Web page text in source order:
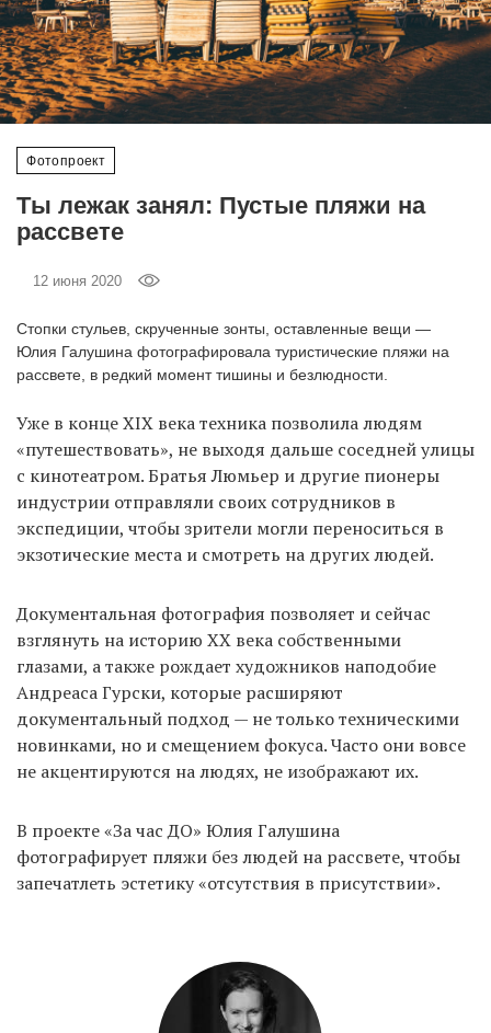
Фотопроект
Ты лежак занял: Пустые пляжи на
рассвете
12 июня 2020
Стопки стульев, скрученные зонты, оставленные вещи —
Юлия Галушина фотографировала туристические пляжи на
рассвете, в редкий момент тишины и безлюдности.
Уже в конце XIX века техника позволила людям
«путешествовать», не выходя дальше соседней улицы
с кинотеатром. Братья Люмьер и другие пионеры
индустрии отправляли своих сотрудников в
экспедиции, чтобы зрители могли переноситься в
экзотические места и смотреть на других людей.
Документальная фотография позволяет и сейчас
взглянуть на историю ХХ века собственными
глазами, а также рождает художников наподобие
Андреаса Гурски, которые расширяют
документальный подход — не только техническими
новинками, но и смещением фокуса. Часто они вовсе
не акцентируются на людях, не изображают их.
В проекте «За час ДО» Юлия Галушина
фотографирует пляжи без людей на рассвете, чтобы
запечатлеть эстетику «отсутствия в присутствии».